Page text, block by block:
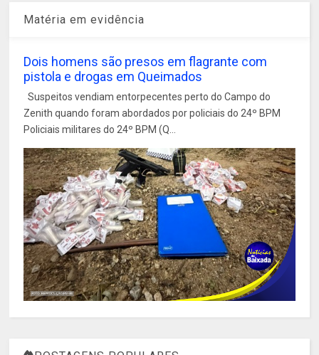
Matéria em evidência
Dois homens são presos em flagrante com
pistola e drogas em Queimados
Suspeitos vendiam entorpecentes perto do Campo do
Zenith quando foram abordados por policiais do 24º BPM
Policiais militares do 24º BPM (Q...